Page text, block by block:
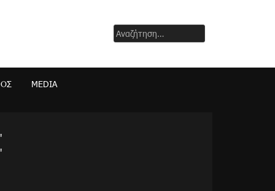
Αναζήτηση
για:
MEDIA